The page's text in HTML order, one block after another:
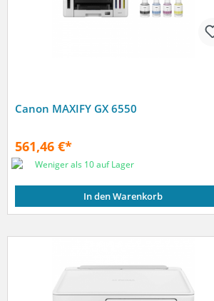
Canon MAXIFY GX 6550
561,46 €*
Weniger als 10 auf Lager
In den Warenkorb